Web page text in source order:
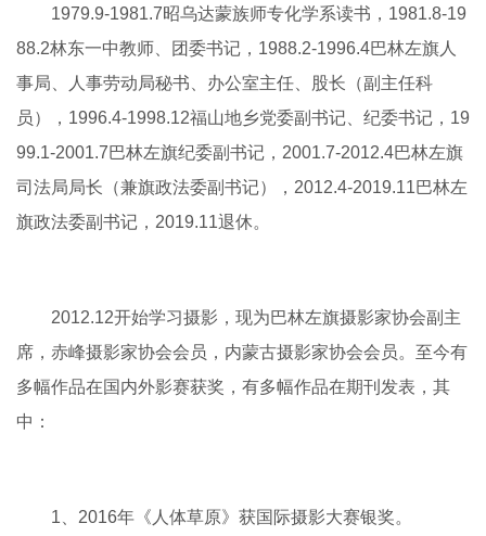
1979.9-1981.7昭乌达蒙族师专化学系读书，1981.8-19
88.2林东一中教师、团委书记，1988.2-1996.4巴林左旗人
事局、人事劳动局秘书、办公室主任、股长（副主任科
员），1996.4-1998.12福山地乡党委副书记、纪委书记，19
99.1-2001.7巴林左旗纪委副书记，2001.7-2012.4巴林左旗
司法局局长（兼旗政法委副书记），2012.4-2019.11巴林左
旗政法委副书记，2019.11退休。
2012.12开始学习摄影，现为巴林左旗摄影家协会副主
席，赤峰摄影家协会会员，内蒙古摄影家协会会员。至今有
多幅作品在国内外影赛获奖，有多幅作品在期刊发表，其
中：
1、2016年《人体草原》获国际摄影大赛银奖。